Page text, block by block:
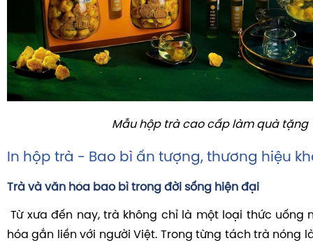
Mẫu hộp trà cao cấp làm quà tặng
In hộp trà - Bao bì ấn tượng, thương hiệu
Trà và văn hóa bao bì trong đời sống hiện đại
Từ xưa đến nay, trà không chỉ là một loại thức uống
hóa gắn liền với người Việt. Trong từng tách trà nóng